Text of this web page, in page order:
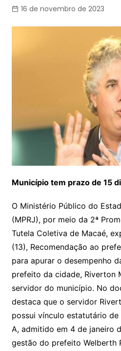
16 de novembro de 2023
Município tem prazo de 15
O Ministério Público do
(MPRJ), por meio da 2ª
Tutela Coletiva de Macaé,
(13), Recomendação ao
para apurar o desempenho
prefeito da cidade, Riverton
servidor do município. No
destaca que o servidor
possui vínculo estatutário
A, admitido em 4 de janeiro
gestão do prefeito Welberth